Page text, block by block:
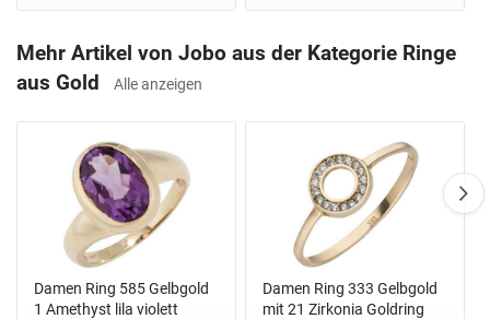
Mehr Artikel von Jobo aus der Kategorie Ringe
aus Gold
Alle anzeigen
Damen Ring 585 Gelbgold
1 Amethyst lila violett
Damen Ring 333 Gelbgold
mit 21 Zirkonia Goldring